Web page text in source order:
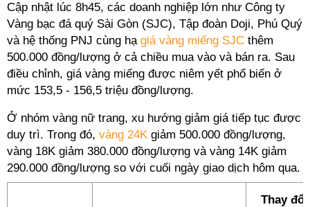
Cập nhật lúc 8h45, các doanh nghiệp lớn như Công ty
Vàng bạc đá quý Sài Gòn (SJC), Tập đoàn Doji, Phú Quý
và hệ thống PNJ cùng hạ giá vàng miếng SJC thêm
500.000 đồng/lượng ở cả chiều mua vào và bán ra. Sau
điều chỉnh, giá vàng miếng được niêm yết phổ biến ở
mức 153,5 - 156,5 triệu đồng/lượng.
Ở nhóm vàng nữ trang, xu hướng giảm giá tiếp tục được
duy trì. Trong đó, vàng 24K giảm 500.000 đồng/lượng,
vàng 18K giảm 380.000 đồng/lượng và vàng 14K giảm
290.000 đồng/lượng so với cuối ngày giao dịch hôm qua.
Thay đổi